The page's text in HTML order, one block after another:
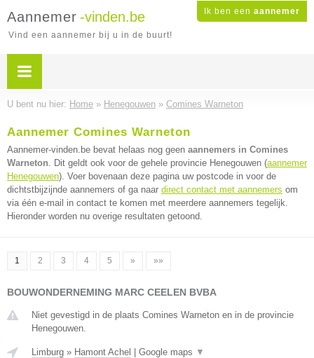
Ik ben een aannemer
Aannemer -vinden.be
Vind een aannemer bij u in de buurt!
U bent nu hier: Home » Henegouwen » Comines Warneton
Aannemer Comines Warneton
Aannemer-vinden.be bevat helaas nog geen aannemers in Comines
Warneton. Dit geldt ook voor de gehele provincie Henegouwen (aannemer
Henegouwen). Voer bovenaan deze pagina uw postcode in voor de
dichtstbijzijnde aannemers of ga naar direct contact met aannemers om
via één e-mail in contact te komen met meerdere aannemers tegelijk.
Hieronder worden nu overige resultaten getoond.
1 2 3 4 5 » »»
BOUWONDERNEMING MARC CEELEN BVBA
Niet gevestigd in de plaats Comines Warneton en in de provincie
Henegouwen.
Limburg » Hamont Achel Google maps ▼